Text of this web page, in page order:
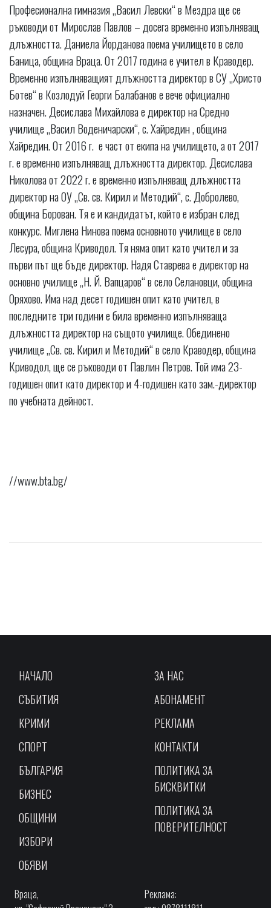
Професионална гимназия „Васил Левски“ в Мездра ще се
ръководи от Мирослав Павлов – досега временно изпълняващ
длъжността. Даниела Йорданова поема училището в село
Баница, община Враца. От 2017 година е учител в Краводер.
Временно изпълняващият длъжността директор в СУ „Христо
Ботев“ в Козлодуй Георги Балабанов е вече официално
назначен. Десислава Михайлова е директор на Средно
училище „Васил Воденичарски“, с. Хайредин , община
Хайредин. От 2016 г. е част от екипа на училището, а от 2017
г. е временно изпълняващ длъжността директор. Десислава
Николова от 2022 г. е временно изпълняващ длъжността
директор на ОУ „Св. св. Кирил и Методий“, с. Добролево,
община Борован. Тя е и кандидатът, който е избран след
конкурс. Миглена Нинова поема основното училище в село
Лесура, община Криводол. Тя няма опит като учител и за
първи път ще бъде директор. Надя Ставрева е директор на
основно училище „Н. Й. Вапцаров“ в село Селановци, община
Оряхово. Има над десет годишен опит като учител, в
последните три години е била временно изпълняваща
длъжността директор на същото училище. Обединено
училище ,,Св. св. Кирил и Методий“ в село Краводер, община
Криводол, ще се ръководи от Павлин Петров. Той има 23-
годишен опит като директор и 4-годишен като зам.-директор
по учебната дейност.
//www.bta.bg/
НАЧАЛО
СЪБИТИЯ
КРИМИ
СПОРТ
БЪЛГАРИЯ
БИЗНЕС
ОБЩИНИ
ИЗБОРИ
ОБЯВИ
ЗА НАС
АБОНАМЕНТ
РЕКЛАМА
КОНТАКТИ
ПОЛИТИКА ЗА
БИСКВИТКИ
ПОЛИТИКА ЗА
ПОВЕРИТЕЛНОСТ
Враца,
Реклама: